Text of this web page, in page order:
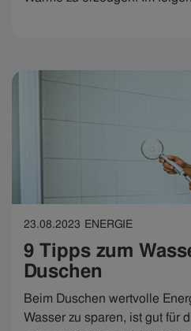
23.08.2023 ENERGIE
9 Tipps zum
Duschen
Beim Duschen wertvolle
Wasser zu sparen, ist gut für